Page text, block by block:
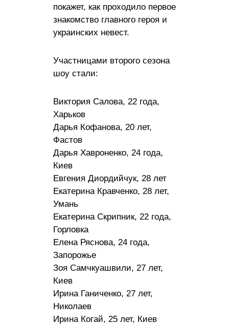
покажет, как проходило первое
знакомство главного героя и
украинских невест.
Участницами второго сезона
шоу стали:
Виктория Салова, 22 года,
Харьков
Дарья Кофанова, 20 лет,
Фастов
Дарья Хавроненко, 24 года,
Киев
Евгения Диордийчук, 28 лет
Екатерина Кравченко, 28 лет,
Умань
Екатерина Скрипник, 22 года,
Горловка
Елена Ряснова, 24 года,
Запорожье
Зоя Самчкуашвили, 27 лет,
Киев
Ирина Ганиченко, 27 лет,
Николаев
Ирина Когай, 25 лет, Киев